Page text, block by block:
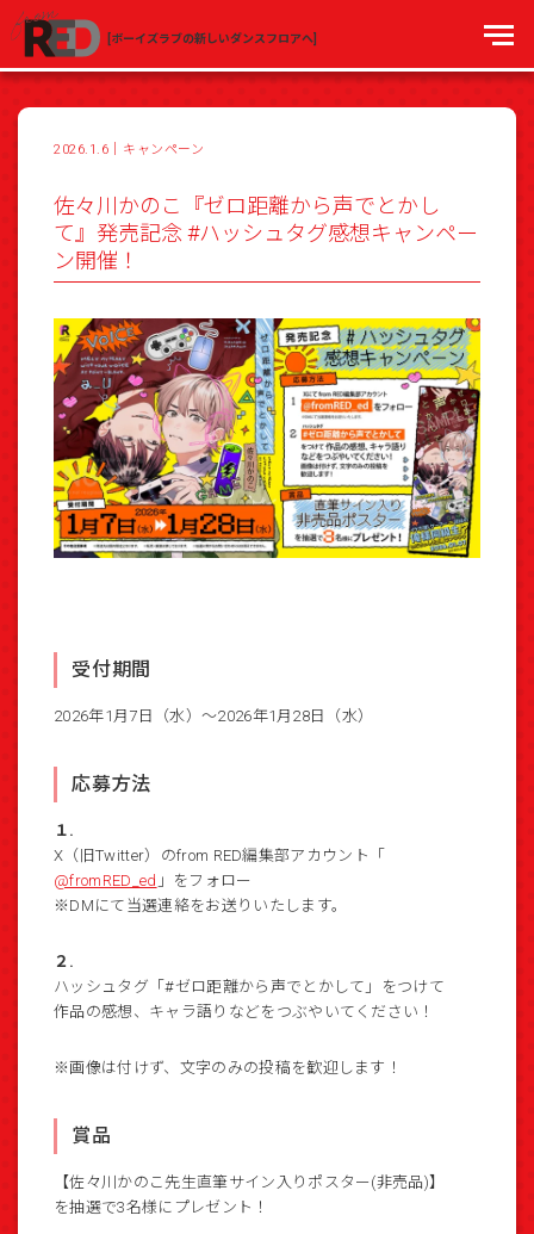
[ボーイズラブの新しいダンスフロアへ]
2026.1.6 キャンペーン
佐々川かのこ『ゼロ距離から声でとかし
て』発売記念 #ハッシュタグ感想キャンペー
ン開催！
受付期間
2026年1月7日（水）～2026年1月28日（水）
応募方法
１.
X（旧Twitter）のfrom RED編集部アカウント「
@fromRED_ed 」をフォロー
※DMにて当選連絡をお送りいたします。
２.
ハッシュタグ「#ゼロ距離から声でとかして」をつけて
作品の感想、キャラ語りなどをつぶやいてください！
※画像は付けず、文字のみの投稿を歓迎します！
賞品
【佐々川かのこ先生直筆サイン入りポスター(非売品)】
を抽選で3名様にプレゼント！